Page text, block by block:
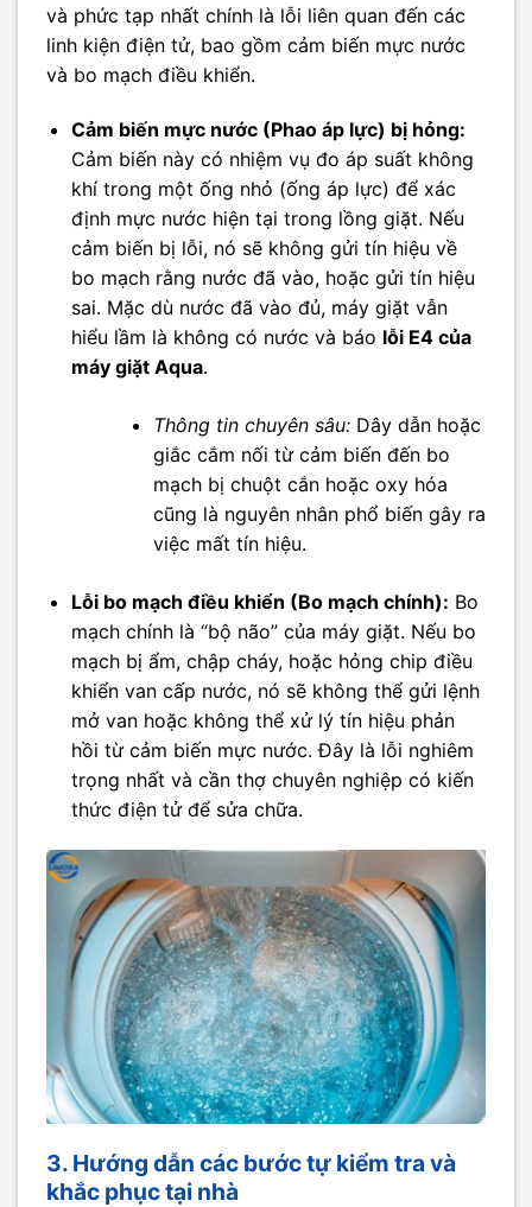
và phức tạp nhất chính là lỗi liên quan đến các
linh kiện điện tử, bao gồm cảm biến mực nước
và bo mạch điều khiển.
Cảm biến mực nước (Phao áp lực) bị hỏng:
Cảm biến này có nhiệm vụ đo áp suất không
khí trong một ống nhỏ (ống áp lực) để xác
định mực nước hiện tại trong lồng giặt. Nếu
cảm biến bị lỗi, nó sẽ không gửi tín hiệu về
bo mạch rằng nước đã vào, hoặc gửi tín hiệu
sai. Mặc dù nước đã vào đủ, máy giặt vẫn
hiểu lầm là không có nước và báo lỗi E4 của
máy giặt Aqua.
Thông tin chuyên sâu:Dây dẫn hoặc
giắc cắm nối từ cảm biến đến bo
mạch bị chuột cắn hoặc oxy hóa
cũng là nguyên nhân phổ biến gây ra
việc mất tín hiệu.
Lỗi bo mạch điều khiển (Bo mạch chính): Bo
mạch chính là “bộ não” của máy giặt. Nếu bo
mạch bị ẩm, chập cháy, hoặc hỏng chip điều
khiển van cấp nước, nó sẽ không thể gửi lệnh
mở van hoặc không thể xử lý tín hiệu phản
hồi từ cảm biến mực nước. Đây là lỗi nghiêm
trọng nhất và cần thợ chuyên nghiệp có kiến
thức điện tử để sửa chữa.
3. Hướng dẫn các bước tự kiểm tra và
khắc phục tại nhà